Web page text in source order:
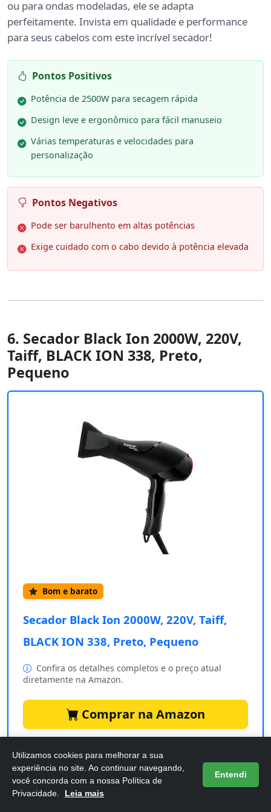
ou para ondas modeladas, ele se adapta
perfeitamente. Invista em qualidade e performance
para seus cabelos com este incrível secador!
Pontos Positivos
Potência de 2500W para secagem rápida
Design leve e ergonômico para fácil manuseio
Várias temperaturas e velocidades para
personalização
Pontos Negativos
Pode ser barulhento em altas potências
Exige cuidado com o cabo devido à potência elevada
6. Secador Black Ion 2000W, 220V,
Taiff, BLACK ION 338, Preto,
Pequeno
Bom e barato
Secador Black Ion 2000W, 220V, Taiff,
BLACK ION 338, Preto, Pequeno
Confira os detalhes completos e o preço atual
diretamente na Amazon.
Comprar na Amazon
OSecador Black Ion 2000Wda Taiff é a escolha
perfeita para quem buscaeficiência praticidade
na
rotina de cuidados com os cabelos. Com sua potência
Utilizamos cookies para melhorar a sua
experiência no site. Ao continuar navegando,
você concorda com a nossa Política de
Privacidade.
Leia mais
Entendi